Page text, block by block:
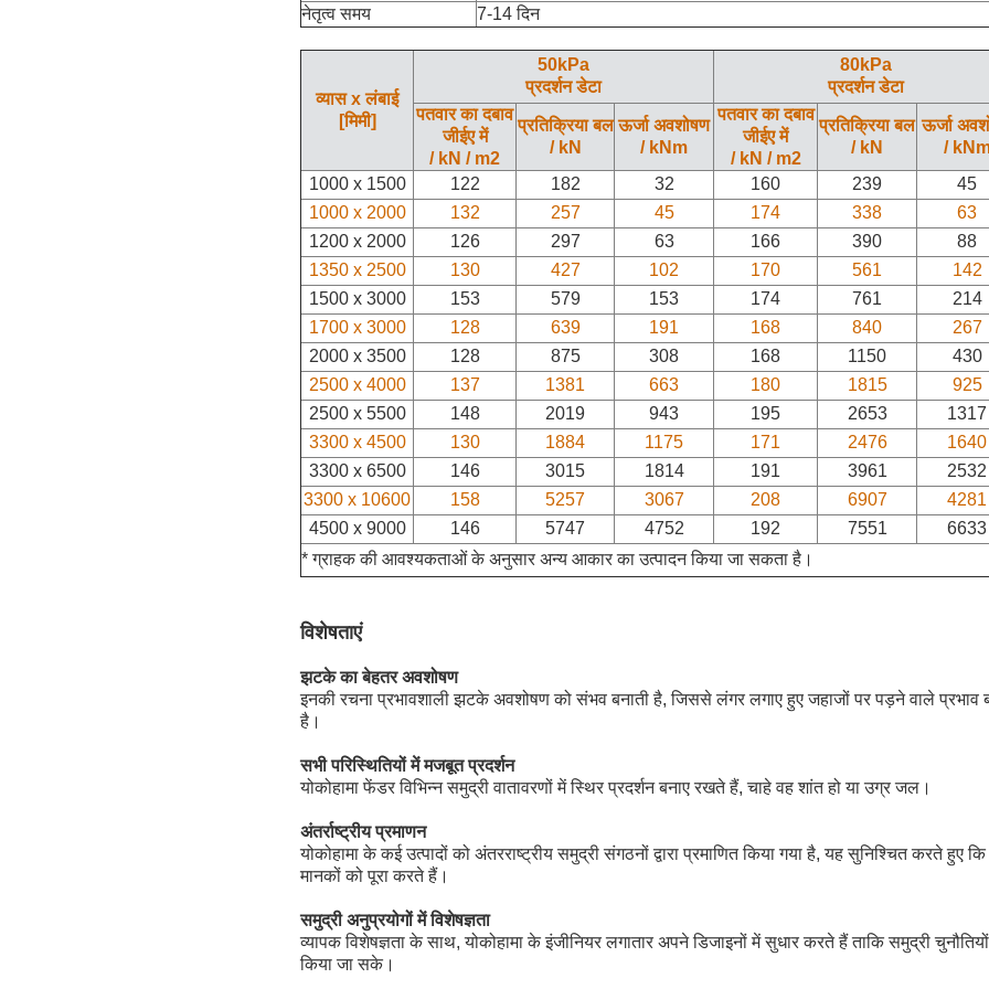
नेतृत्व समय
7-14 दिन
व्यास x लंबाई
[मिमी]
50kPa
प्रदर्शन डेटा
80kPa
प्रदर्शन डेटा
पतवार का दबाव
जीईए में
/ kN / m2
प्रतिक्रिया बल
/ kN
ऊर्जा अवशोषण
/ kNm
पतवार का दबाव
जीईए में
/ kN / m2
प्रतिक्रिया बल
/ kN
ऊर्जा
/
1000 x 1500
122 182 32 160 239
45
1000 x 2000
132 257 45 174 338
63
1200 x 2000
126 297 63 166 390
88
1350 x 2500
130 427 102 170 561
142
1500 x 3000
153 579 153 174 761
214
1700 x 3000
128 639 191 168 840
267
2000 x 3500
128 875 308 168 1150
430
2500 x 4000
137 1381 663 180 1815
925
2500 x 5500
148 2019 943 195 2653
1317
3300 x 4500
130 1884 1175 171 2476
1640
3300 x 6500
146 3015 1814 191 3961
2532
3300 x 10600
158 5257 3067 208 6907
4281
4500 x 9000
146 5747 4752 192 7551
6633
* ग्राहक की आवश्यकताओं के अनुसार अन्य आकार का उत्पादन किया जा सकता है।
विशेषताएं
झटके का बेहतर अवशोषण
इनकी रचना प्रभावशाली झटके अवशोषण को संभव बनाती है, जिससे लंगर लगाए हुए जहाजों पर पड़ने वाले प्रभाव
है।
सभी परिस्थितियों में मजबूत प्रदर्शन
योकोहामा फेंडर विभिन्न समुद्री वातावरणों में स्थिर प्रदर्शन बनाए रखते हैं, चाहे वह शांत हो या उग्र जल।
अंतर्राष्ट्रीय प्रमाणन
योकोहामा के कई उत्पादों को अंतरराष्ट्रीय समुद्री संगठनों द्वारा प्रमाणित किया गया है, यह सुनिश्चित करते हुए
मानकों को पूरा करते हैं।
समुद्री अनुप्रयोगों में विशेषज्ञता
व्यापक विशेषज्ञता के साथ, योकोहामा के इंजीनियर लगातार अपने डिजाइनों में सुधार करते हैं ताकि समुद्री
किया जा सके।